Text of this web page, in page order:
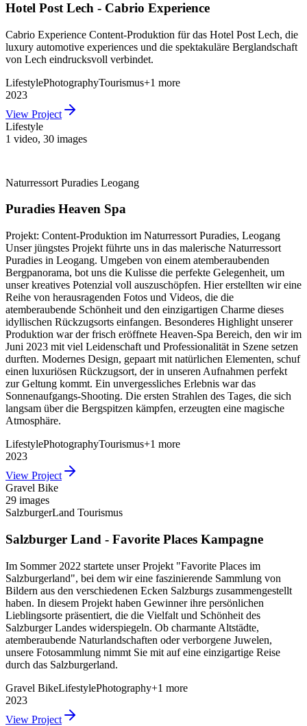
Hotel Post Lech - Cabrio Experience
Cabrio Experience Content-Produktion für das Hotel Post Lech, die
luxury automotive experiences und die spektakuläre Berglandschaft
von Lech eindrucksvoll verbindet.
LifestylePhotographyTourismus+1 more
2023
View Project
Lifestyle
1 video, 30 images
Naturressort Puradies Leogang
Puradies Heaven Spa
Projekt: Content-Produktion im Naturressort Puradies, Leogang
Unser jüngstes Projekt führte uns in das malerische Naturressort
Puradies in Leogang. Umgeben von einem atemberaubenden
Bergpanorama, bot uns die Kulisse die perfekte Gelegenheit, um
unser kreatives Potenzial voll auszuschöpfen. Hier erstellten wir eine
Reihe von herausragenden Fotos und Videos, die die
atemberaubende Schönheit und den einzigartigen Charme dieses
idyllischen Rückzugsorts einfangen. Besonderes Highlight unserer
Produktion war der frisch eröffnete Heaven-Spa Bereich, den wir im
Juni 2023 mit viel Leidenschaft und Professionalität in Szene setzen
durften. Modernes Design, gepaart mit natürlichen Elementen, schuf
einen luxuriösen Rückzugsort, der in unseren Aufnahmen perfekt
zur Geltung kommt. Ein unvergessliches Erlebnis war das
Sonnenaufgangs-Shooting. Die ersten Strahlen des Tages, die sich
langsam über die Bergspitzen kämpfen, erzeugten eine magische
Atmosphäre.
LifestylePhotographyTourismus+1 more
2023
View Project
Gravel Bike
29 images
SalzburgerLand Tourismus
Salzburger Land - Favorite Places Kampagne
Im Sommer 2022 startete unser Projekt "Favorite Places im
Salzburgerland", bei dem wir eine faszinierende Sammlung von
Bildern aus den verschiedenen Ecken Salzburgs zusammengestellt
haben. In diesem Projekt haben Gewinner ihre persönlichen
Lieblingsorte präsentiert, die die Vielfalt und Schönheit des
Salzburger Landes widerspiegeln. Ob charmante Altstädte,
atemberaubende Naturlandschaften oder verborgene Juwelen,
unsere Fotosammlung nimmt Sie mit auf eine einzigartige Reise
durch das Salzburgerland.
Gravel BikeLifestylePhotography+1 more
2023
View Project